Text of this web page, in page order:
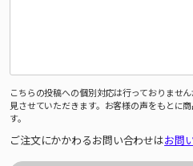
こちらの投稿への個別対応は行っておりませ
見させていただきます。お客様の声をもとに
す。
ご注文にかかわるお問い合わせはお問